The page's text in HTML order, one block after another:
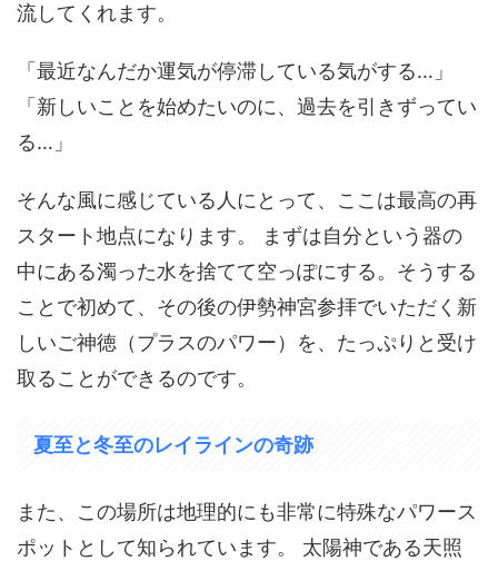
流してくれます。
「最近なんだか運気が停滞している気がする…」
「新しいことを始めたいのに、過去を引きずってい
る…」
そんな風に感じている人にとって、ここは最高の再
スタート地点になります。 まずは自分という器の
中にある濁った水を捨てて空っぽにする。そうする
ことで初めて、その後の伊勢神宮参拝でいただく新
しいご神徳（プラスのパワー）を、たっぷりと受け
取ることができるのです。
夏至と冬至のレイラインの奇跡
また、この場所は地理的にも非常に特殊なパワース
ポットとして知られています。 太陽神である天照